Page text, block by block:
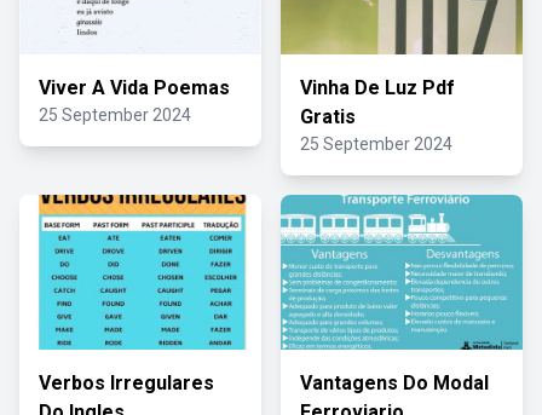
Viver A Vida Poemas
25 September 2024
Vinha De Luz Pdf
Gratis
25 September 2024
Verbos Irregulares
Vantagens Do Modal